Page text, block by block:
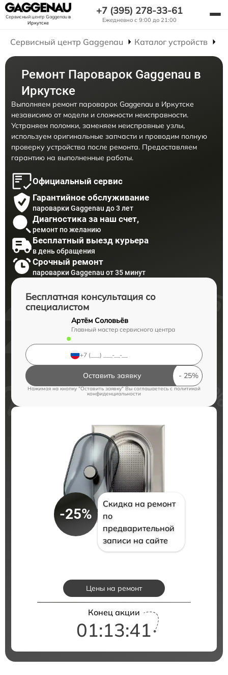
Сервисный центр Gaggenauв
Иркутске
+7 (395) 278-33-61
Ежедневно с 9:00 до 21:00
Сервисный центр Gaggenau Каталог устройств
Ремонт Пароварок Gaggenau в
Иркутске
Выполняем ремонт пароварок Gaggenau в Иркутске
независимо от модели и сложности неисправности.
Устраняем поломки, заменяем неисправные узлы,
используем оригинальные запчасти и проводим полную
проверку устройства после ремонта. Предоставляем
гарантию на выполненные работы.
Официальный сервис
Гарантийное обслуживание
пароварки Gaggenau до 3 лет
Диагностика за наш счет,
ремонт по желанию
Бесплатный выезд курьера
в день обращения
Срочный ремонт
пароварки Gaggenau от 35 минут
Бесплатная консультация со
специалистом
Артём Соловьёв
Главный мастер сервисного центра
Оставить заявку
Нажимая на кнопку "Оставить заявку" Вы соглашаетесь c политикой
конфиденциальности
-25%
Скидка на ремонт
по
предварительной
записи на сайте
Цены на ремонт
Конец акции
01:13:40